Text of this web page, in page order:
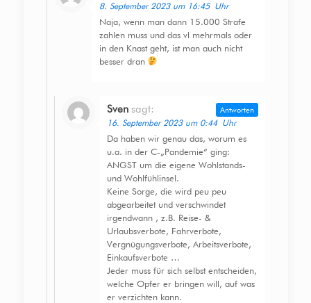
8. September 2023 um 16:45 Uhr
Naja, wenn man dann 15.000 Strafe
zahlen muss und das vl mehrmals oder
in den Knast geht, ist man auch nicht
besser dran
Sven sagt:
16. September 2023 um 0:44 Uhr
Da haben wir genau das, worum es
u.a. in der C-„Pandemie“ ging:
ANGST um die eigene Wohlstands-
und Wohlfühlinsel.
Keine Sorge, die wird peu peu
abgearbeitet und verschwindet
irgendwann , z.B. Reise- &
Urlaubsverbote, Fahrverbote,
Vergnügungsverbote, Arbeitsverbote,
Einkaufsverbote …
Jeder muss für sich selbst entscheiden,
welche Opfer er bringen will, auf was
er verzichten kann.
Antworten